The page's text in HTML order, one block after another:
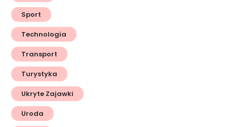
Sport
Technologia
Transport
Turystyka
Ukryte Zajawki
Uroda